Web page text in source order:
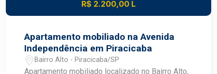
R$ 2.200,00 L
Apartamento mobiliado na Avenida
Independência em Piracicaba
Bairro Alto - Piracicaba/SP
Apartamento mobiliado localizado no Bairro Alto,